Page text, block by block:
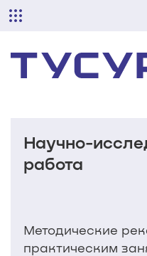
Научно-
работа
Методические
практическим